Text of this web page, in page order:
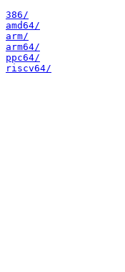
386/
amd64/
arm/
arm64/
ppc64/
riscv64/